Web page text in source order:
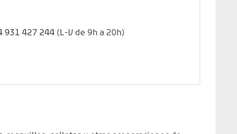
931 427 244 (L-V de 9h a 20h)